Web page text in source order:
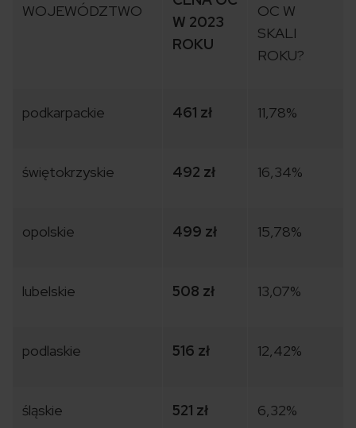
WOJEWÓDZTWO
W 2023
ROKU
OC W
SKALI
ROKU?
podkarpackie 461 zł 11,78%
świętokrzyskie 492 zł 16,34%
opolskie 499 zł 15,78%
lubelskie 508 zł 13,07%
podlaskie 516 zł 12,42%
śląskie 521 zł 6,32%